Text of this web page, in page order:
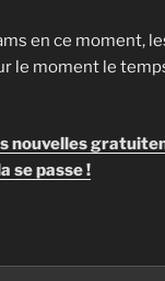
en ce moment,
le moment le
nouvelles
se passe !